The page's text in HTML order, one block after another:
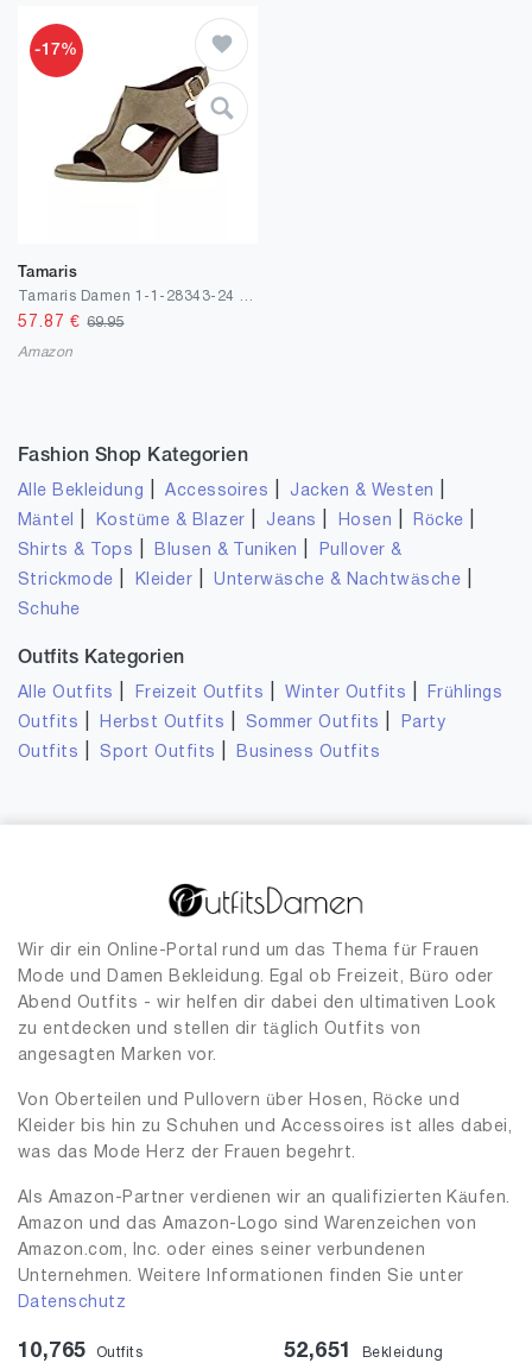
-17%
Tamaris
57.87 €69.95
Amazon
Fashion Shop Kategorien
Alle Bekleidung |Accessoires Jacken & Westen
Mäntel Kostüme & Blazer Jeans Hosen Röcke
Shirts & Tops Blusen & Tuniken
Pullover &
Strickmode
Kleider |Unterwäsche & Nachtwäsche
Schuhe
Outfits Kategorien
Alle Outfits Freizeit Outfits |Winter Outfits
Frühlings
Outfits
Herbst Outfits Sommer Outfits
Party
Outfits
Sport Outfits Business Outfits
Wir dir ein Online-Portal rund um das Thema für Frauen
Mode und Damen Bekleidung. Egal ob Freizeit, Büro oder
Abend Outfits - wir helfen dir dabei den ultimativen Look
zu entdecken und stellen dir täglich Outfits von
angesagten Marken vor.
Von Oberteilen und Pullovern über Hosen, Röcke und
Kleider bis hin zu Schuhen und Accessoires ist alles dabei,
was das Mode Herz der Frauen begehrt.
Als Amazon-Partner verdienen wir an qualifizierten Käufen.
Amazon und das Amazon-Logo sind Warenzeichen von
Amazon.com, Inc. oder eines seiner verbundenen
Unternehmen. Weitere Informationen finden Sie unter
Datenschutz
10,765 Outfits 52,651 Bekleidung